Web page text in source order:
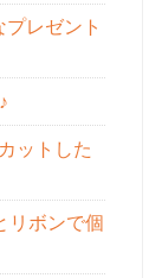
レゼント
ットした
リボンで個